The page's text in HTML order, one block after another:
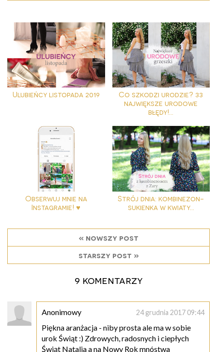
Ulubieńcy listopada 2019
Co szkodzi urodzie? 33
największe urodowe
błędy!...
Obserwuj mnie na
Instagramie! ♥
Strój dnia: kombinezon-
sukienka w kwiaty...
« nowszy post
starszy post »
9 komentarzy
Anonimowy 24 grudnia 2017 09:44
Piękna aranżacja - niby prosta ale ma w sobie
urok Świąt :) Zdrowych, radosnych i ciepłych
Świąt Natalia a na Nowy Rok mnóstwa